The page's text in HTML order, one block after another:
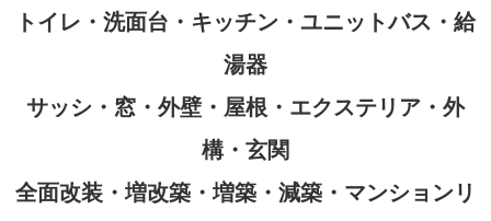
トイレ・洗面台・キッチン・ユニットバス・給
湯器
サッシ・窓・外壁・屋根・エクステリア・外
構・玄関
全面改装・増改築・増築・減築・マンションリ